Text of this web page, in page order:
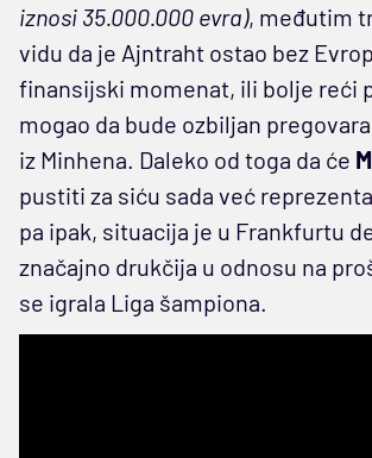
iznosi 35.000.000 evra), međutim
vidu da je Ajntraht ostao bez
finansijski momenat, ili bolje reći
mogao da bude ozbiljan
iz Minhena. Daleko od toga da će
pustiti za siću sada već
pa ipak, situacija je u Frankfurtu
značajno drukčija u odnosu na
se igrala Liga šampiona.